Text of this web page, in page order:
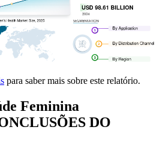
para saber mais sobre este relatório.
Feminina
DO